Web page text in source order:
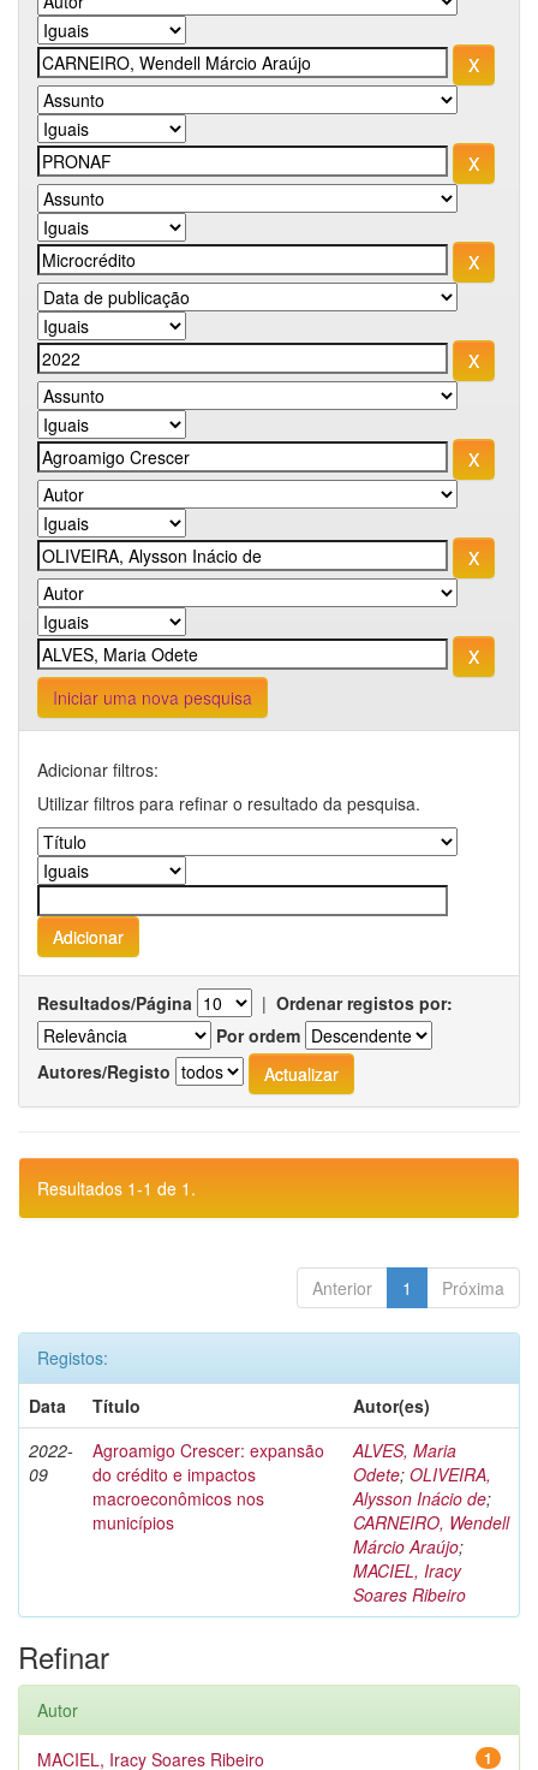
Iniciar uma nova pesquisa
Adicionar filtros:
Utilizar filtros para refinar o resultado da pesquisa.
Resultados/Página | Ordenar registos por:
Por ordem
Autores/Registo
Resultados 1-1 de 1.
Anterior 1 Próxima
Registos:
Data
Título
Autor(es)
2022-
09
Agroamigo Crescer: expansão
do crédito e impactos
macroeconômicos nos
municípios
ALVES, Maria
Odete; OLIVEIRA,
Alysson Inácio de;
CARNEIRO, Wendell
Márcio Araújo;
MACIEL, Iracy
Soares Ribeiro
Refinar
Autor
1
MACIEL, Iracy Soares Ribeiro